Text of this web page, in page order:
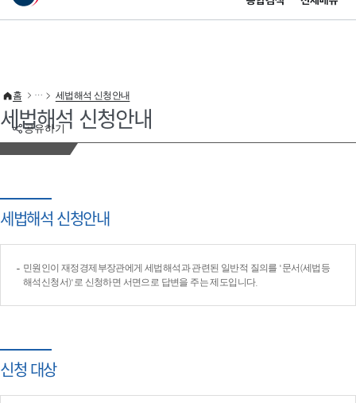
이 누리집은 대한민국 공식 전자정부 누리집입니다.
공유하기
홈 세법해석 신청안내
세법해석 신청안내
세법해석 신청안내
민원인이 재정경제부장관에게 세법해석과 관련된 일반적 질의를 '문서(세법등
해석신청서)'로 신청하면 서면으로 답변을 주는 제도입니다.
신청 대상